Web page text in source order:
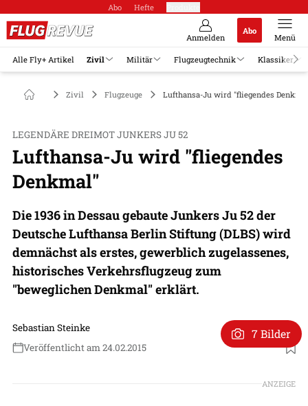
Abo Hefte
Anmelden
Abo
Menü
Alle Fly+ Artikel Zivil Militär Flugzeugtechnik Klassiker
Zivil Flugzeuge Lufthansa-Ju wird "fliegendes
LEGENDÄRE DREIMOT JUNKERS JU 52
Lufthansa-Ju wird "fliegendes
Denkmal"
Die 1936 in Dessau gebaute Junkers Ju 52 der
Deutsche Lufthansa Berlin Stiftung (DLBS) wird
demnächst als erstes, gewerblich zugelassenes,
historisches Verkehrsflugzeug zum
"beweglichen Denkmal" erklärt.
Sebastian Steinke
Veröffentlicht am 24.02.2015
7 Bilder
ANZEIGE